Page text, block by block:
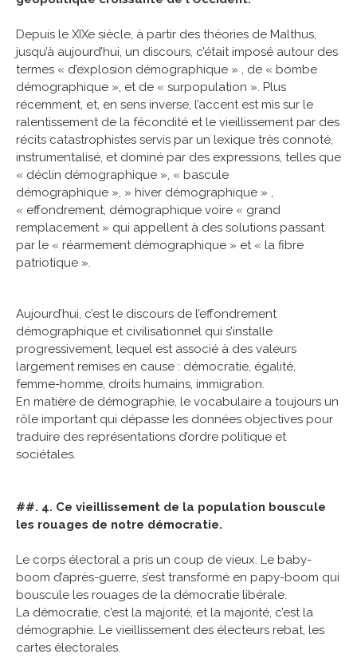
Depuis le XIXe siècle, à partir des théories de Malthus,
jusqu’à aujourd’hui, un discours, c’était imposé autour des
termes « d’explosion démographique » , de « bombe
démographique », et de « surpopulation ». Plus
récemment, et, en sens inverse, l’accent est mis sur le
ralentissement de la fécondité et le vieillissement par des
récits catastrophistes servis par un lexique très connoté,
instrumentalisé, et dominé par des expressions, telles que
« déclin démographique », « bascule
démographique », » hiver démographique » ,
« effondrement, démographique voire « grand
remplacement » qui appellent à des solutions passant
par le « réarmement démographique » et « la fibre
patriotique ».
Aujourd’hui, c’est le discours de l’effondrement
démographique et civilisationnel qui s’installe
progressivement, lequel est associé à des valeurs
largement remises en cause : démocratie, égalité,
femme-homme, droits humains, immigration.
En matière de démographie, le vocabulaire a toujours un
rôle important qui dépasse les données objectives pour
traduire des représentations d’ordre politique et
sociétales.
##. 4. Ce vieillissement de la population bouscule
les rouages de notre démocratie.
Le corps électoral a pris un coup de vieux. Le baby-
boom d’après-guerre, s’est transformé en papy-boom qui
bouscule les rouages de la démocratie libérale.
La démocratie, c’est la majorité, et la majorité, c’est la
démographie. Le vieillissement des électeurs rebat, les
cartes électorales.